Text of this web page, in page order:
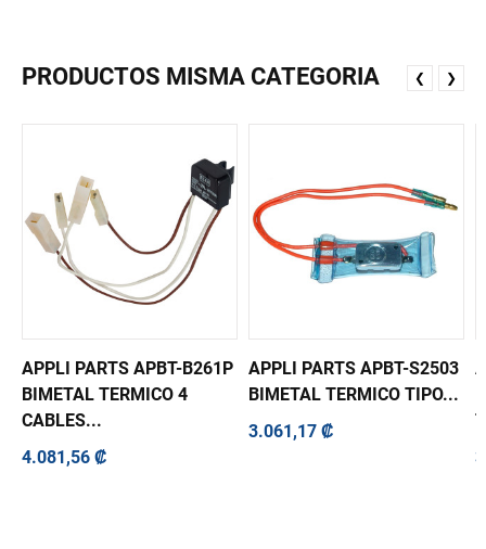
PRODUCTOS MISMA CATEGORIA
APPLI PARTS APBT-B261P
BIMETAL TERMICO 4
CABLES...
4.081,56 ₡
APPLI PARTS APBT-S2503
BIMETAL TERMICO TIPO...
3.061,17 ₡
❮ ❯